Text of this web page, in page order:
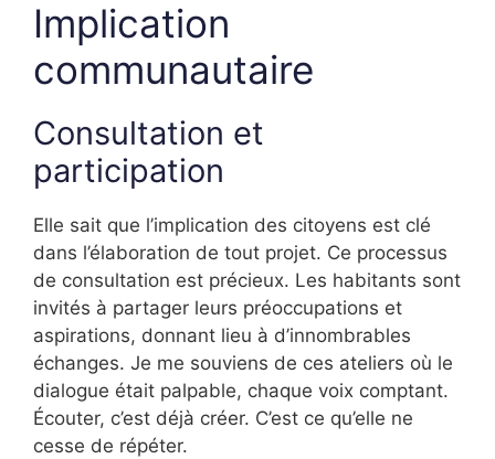
Implication
communautaire
Consultation et
participation
Elle sait que l’implication des citoyens est clé
dans l’élaboration de tout projet. Ce processus
de consultation est précieux. Les habitants sont
invités à partager leurs préoccupations et
aspirations, donnant lieu à d’innombrables
échanges. Je me souviens de ces ateliers où le
dialogue était palpable, chaque voix comptant.
Écouter, c’est déjà créer. C’est ce qu’elle ne
cesse de répéter.